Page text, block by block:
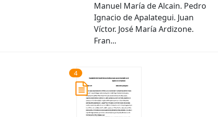
Manuel María de Alcain. Pedro
Ignacio de Apalategui. Juan
Víctor. José María Ardizone.
Fran...
4